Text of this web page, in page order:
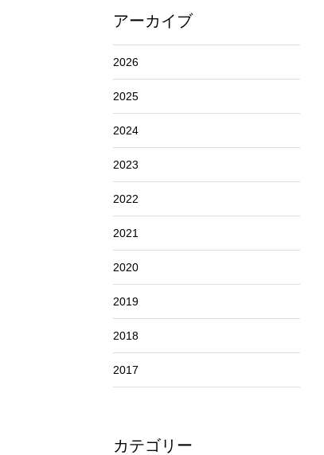
アーカイブ
2026
2025
2024
2023
2022
2021
2020
2019
2018
2017
カテゴリー